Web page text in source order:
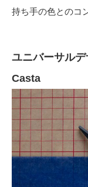
持ち手の色とのコ
ユニバーサルデ
Casta